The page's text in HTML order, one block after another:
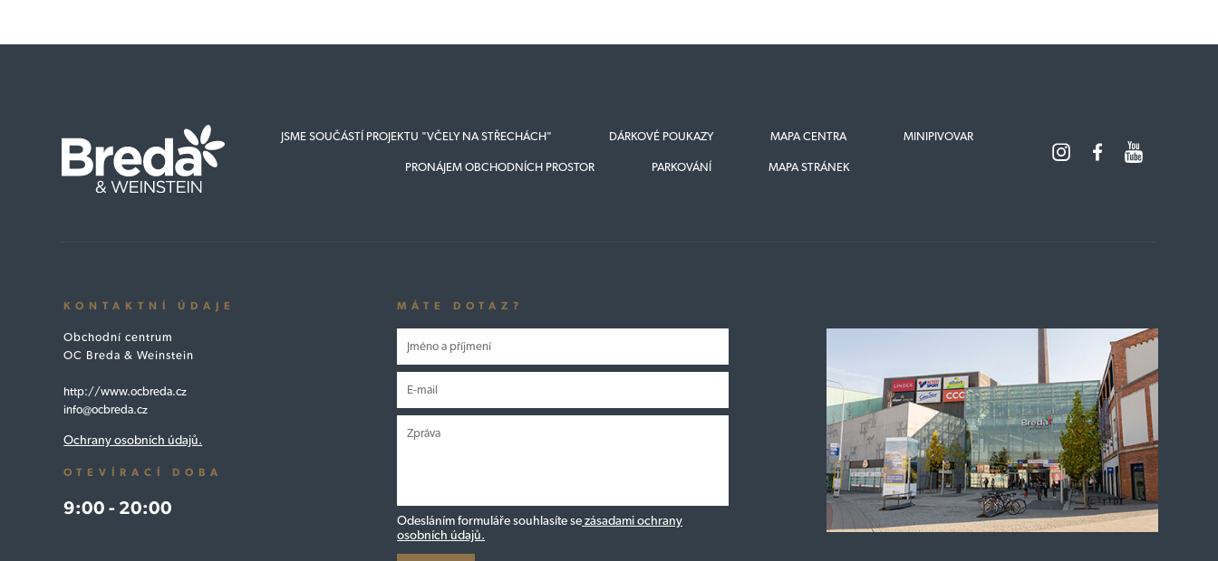
JSME SOUČÁSTÍ PROJEKTU "VČELY NA STŘECHÁCH" DÁRKOVÉ POUKAZY MAPA CENTRA MINIPIVOVAR
PRONÁJEM OBCHODNÍCH PROSTOR PARKOVÁNÍ MAPA STRÁNEK
KONTAKTNÍ ÚDAJE
Obchodní centrum
OC Breda & Weinstein
http://www.ocbreda.cz
info@ocbreda.cz
Ochrany osobních údajů.
OTEVÍRACÍ DOBA
9:00 - 20:00
MÁTE DOTAZ?
Odesláním formuláře souhlasíte sezásadami ochrany
osobních údajů.